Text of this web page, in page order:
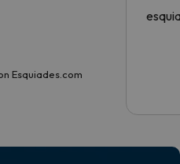
Esquiades.com